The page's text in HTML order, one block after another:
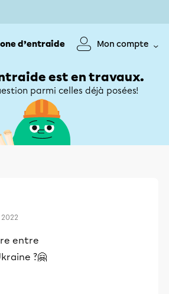
d’entraide Mon compte
est en travaux.
parmi celles déjà posées!
2022
entre
?🤗